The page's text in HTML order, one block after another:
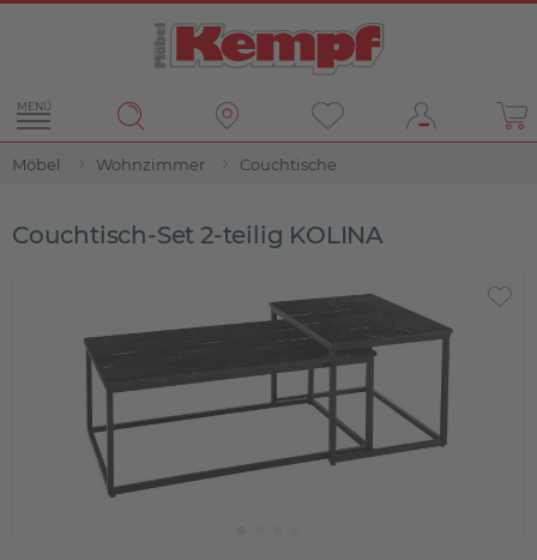
MENÜ
Möbel Wohnzimmer Couchtische
Couchtisch-Set 2-teilig KOLINA